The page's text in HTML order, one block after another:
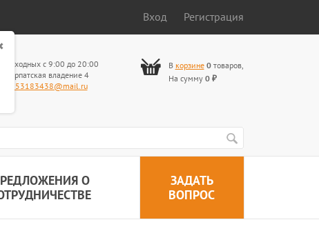
Вход Регистрация
выходных с 9:00 до 20:00
Карпатская владение 4
89653183438@mail.ru
В корзине 0товаров,
На сумму 0 ₽
О
ЗАДАТЬ
ВОПРОС